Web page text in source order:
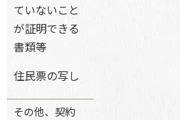
ていないこと
が証明できる
書類等
住民票の写し
その他、契約